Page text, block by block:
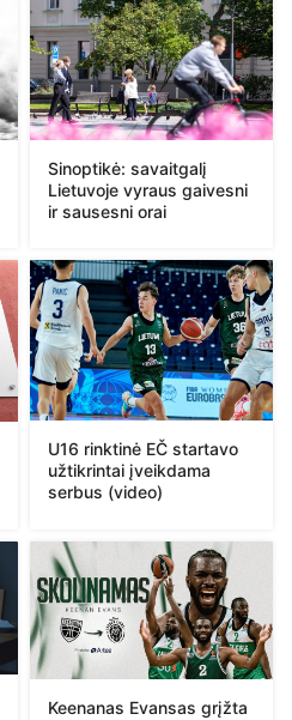
Sinoptikė: savaitgalį
Lietuvoje vyraus gaivesni
ir sausesni orai
U16 rinktinė EČ startavo
užtikrintai įveikdama
serbus (video)
Keenanas Evansas grįžta